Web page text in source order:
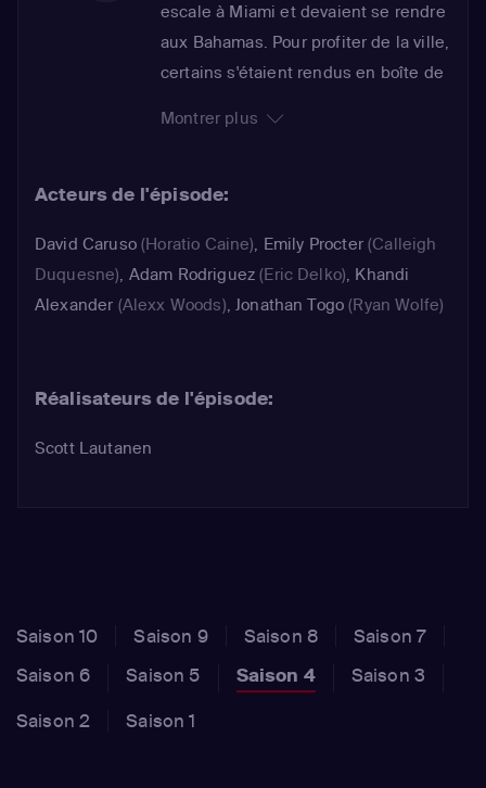
escale à Miami et devaient se rendre
aux Bahamas. Pour profiter de la ville,
certains s'étaient rendus en boîte de
pas mal d'alcool, la jeune fille a sans
peut-être à l'origine de son
son passé refaire surface à la faveur
d'une affaire non résolue. Il retrouve
le dossier de ce cas épineux sur son
Montrer plus
Acteurs de l'épisode:
David Caruso(Horatio Caine), Emily Procter(Calleigh
Duquesne), Adam Rodriguez (Eric Delko), Khandi
Alexander (Alexx Woods),Jonathan Togo (Ryan Wolfe)
Réalisateurs de l'épisode:
Scott Lautanen
Saison 10 Saison 9 Saison 8
Saison 7
Saison 6
Saison 5 Saison 4
Saison 3
Saison 2
Saison 1